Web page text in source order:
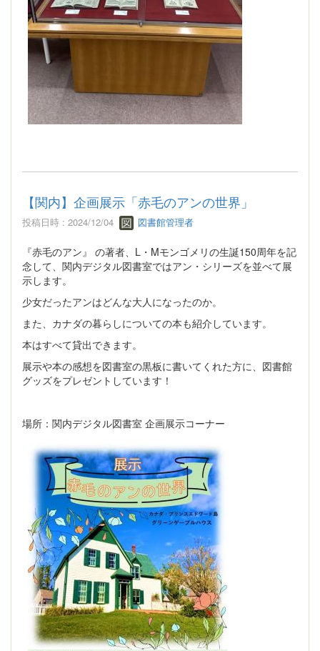
【関内】企画展示「赤毛のアンの世界」
投稿日時 : 2024/12/04 図書館管理者
『赤毛のアン』 の著者、L・Mモンゴメリの生誕150周年を記
念して、関内デジタル図書室ではアン・シリーズを並べて展
示します。
少女だったアンはどんな大人になったのか。
また、カナダの暮らしについての本も紹介しています。
本はすべて貸出できます。
展示や本の感想を図書室の黒板に書いてくれた方に、図書館
グッズをプレゼントしています！
場所：関内デジタル図書室 企画展示コーナー